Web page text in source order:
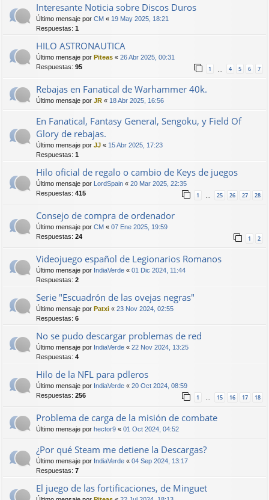
Interesante Noticia sobre Discos Duros
Último mensaje por CM « 19 May 2025, 18:21
Respuestas: 1
HILO ASTRONAUTICA
Último mensaje por Piteas « 26 Abr 2025, 00:31
Respuestas: 95 1 … 4 5 6 7
Rebajas en Fanatical de Warhammer 40k.
Último mensaje por JR « 18 Abr 2025, 16:56
En Fanatical, Fantasy General, Sengoku, y Field Of
Glory de rebajas.
Último mensaje por JJ « 15 Abr 2025, 17:23
Respuestas: 1
Hilo oficial de regalo o cambio de Keys de juegos
Último mensaje por LordSpain « 20 Mar 2025, 22:35
Respuestas: 415 1 … 25 26 27 28
Consejo de compra de ordenador
Último mensaje por CM « 07 Ene 2025, 19:59
Respuestas: 24 1 2
Videojuego español de Legionarios Romanos
Último mensaje por IndiaVerde « 01 Dic 2024, 11:44
Respuestas: 2
Serie "Escuadrón de las ovejas negras"
Último mensaje por Patxi « 23 Nov 2024, 02:55
Respuestas: 6
No se pudo descargar problemas de red
Último mensaje por IndiaVerde « 22 Nov 2024, 13:25
Respuestas: 4
Hilo de la NFL para pdleros
Último mensaje por IndiaVerde « 20 Oct 2024, 08:59
Respuestas: 256 1 … 15 16 17 18
Problema de carga de la misión de combate
Último mensaje por hector9 « 01 Oct 2024, 04:52
¿Por qué Steam me detiene la Descargas?
Último mensaje por IndiaVerde « 04 Sep 2024, 13:17
Respuestas: 7
El juego de las fortificaciones, de Minguet